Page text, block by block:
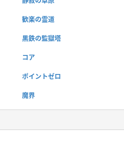
歓楽の霊道
黒鉄の監獄塔
コア
ポイントゼロ
魔界